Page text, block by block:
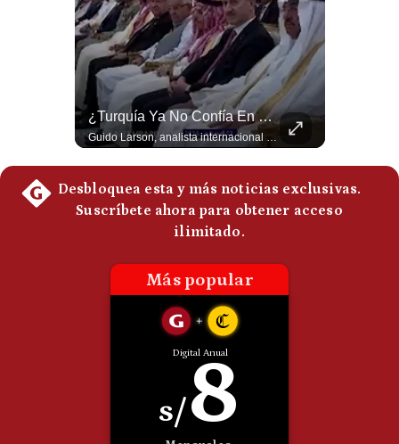
Condiciones
Privacidad
Preguntas
Frecuentes
¿Turquía Ya No Confía En Que La OTAN La Defenderá? | Gestión Mundo